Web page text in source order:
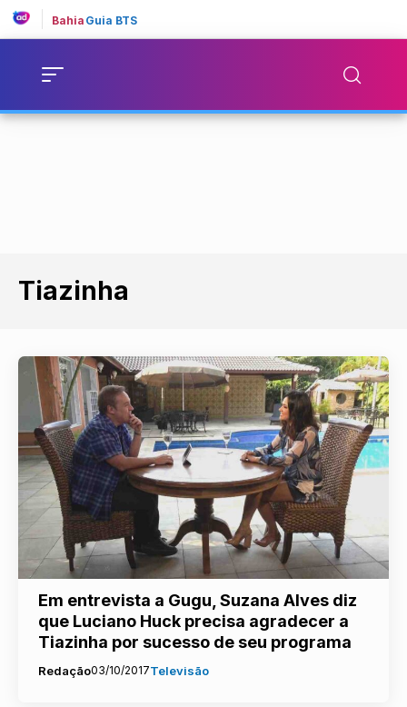
Bahia Guia BTS
Tiazinha
Em entrevista a Gugu, Suzana Alves diz
que Luciano Huck precisa agradecer a
Tiazinha por sucesso de seu programa
Redação03/10/2017Televisão